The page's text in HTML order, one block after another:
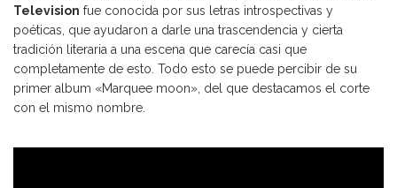
Television fue conocida por sus letras introspectivas y
poéticas, que ayudaron a darle una trascendencia y cierta
tradición literaria a una escena que carecía casi que
completamente de esto. Todo esto se puede percibir de su
primer album «Marquee moon», del que destacamos el corte
con el mismo nombre.